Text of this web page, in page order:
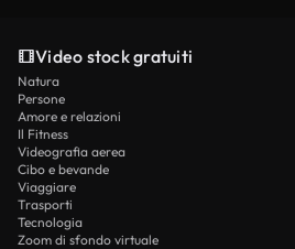
Video stock gratuiti
Natura
Persone
Amore e relazioni
Il Fitness
Videografia aerea
Cibo e bevande
Viaggiare
Trasporti
Tecnologia
Zoom di sfondo virtuale